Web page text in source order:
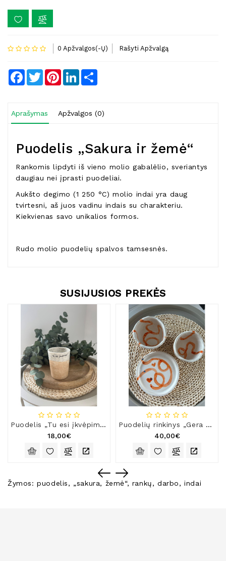
0 Apžvalgos(-Ų) Rašyti Apžvalgą
Facebook
TwitterPinterestLinkedIn
Aprašymas Apžvalgos (0)
Puodelis „Sakura ir žemė“
Rankomis lipdyti iš vieno molio gabalėlio, sveriantys
daugiau nei įprasti puodeliai.
Aukšto degimo (1 250 °C) molio indai yra daug
tvirtesni, aš juos vadinu indais su charakteriu.
Kiekvienas savo unikalios formos.
Rudo molio puodelių spalvos tamsesnės.
SUSIJUSIOS PREKĖS
Puodelis „Tu esi įkvėpimas!“
18,00€
Puodelių rinkinys „Gera nuotaika“ NETOBULAS
40,00€
Žymos:puodelis, „sakura, žemė“, rankų,darbo,indai